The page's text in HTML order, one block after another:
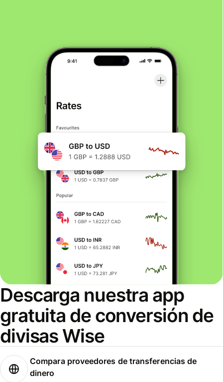
Descarga nuestra app
gratuita de conversión de
divisas Wise
Compara proveedores de transferencias de
dinero